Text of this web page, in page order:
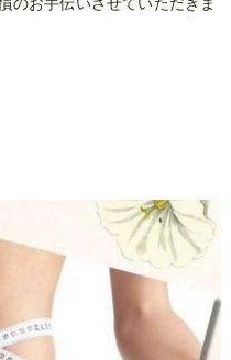
のお手伝いさせていただきま